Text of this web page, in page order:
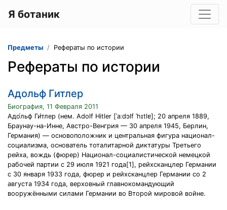
Я ботаник
Предметы Рефераты по истории
Рефераты по истории
Адольф Гитлер
Биография, 11 Февраля 2011
Адо́льф Ги́тлер (нем. Adolf Hitler [ˈaːdɔlf ˈhɪtlɐ]; 20 апреля 1889,
Браунау-на-Инне, Австро-Венгрия — 30 апреля 1945, Берлин,
Германия) — основоположник и центральная фигура национал-
социализма, основатель тоталитарной диктатуры Третьего
рейха, вождь (фюрер) Национал-социалистической немецкой
рабочей партии с 29 июля 1921 года[1], рейхсканцлер Германии
c 30 января 1933 года, фюрер и рейхсканцлер Германии со 2
августа 1934 года, верховный главнокомандующий
вооружёнными силами Германии во Второй мировой войне.